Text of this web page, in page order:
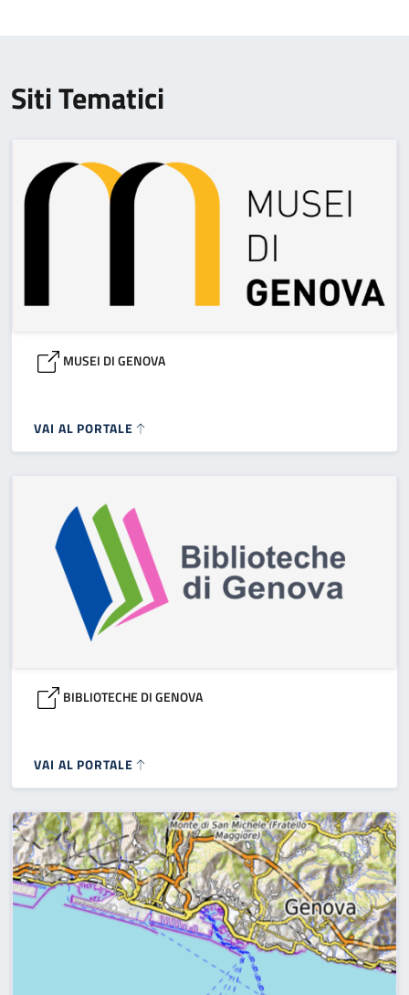
Siti Tematici
MUSEI DI GENOVA
VAI AL PORTALE
BIBLIOTECHE DI GENOVA
VAI AL PORTALE